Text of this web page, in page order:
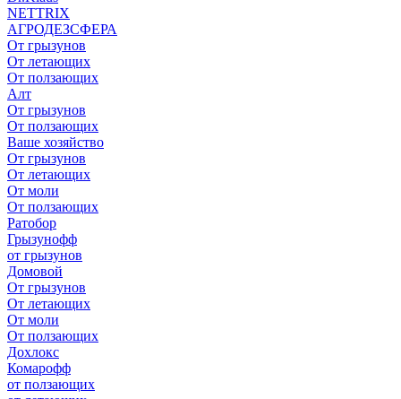
NETTRIX
АГРОДЕЗСФЕРА
От грызунов
От летающих
От ползающих
Алт
От грызунов
От ползающих
Ваше хозяйство
От грызунов
От летающих
От моли
От ползающих
Ратобор
Грызунофф
от грызунов
Домовой
От грызунов
От летающих
От моли
От ползающих
Дохлокс
Комарофф
от ползающих